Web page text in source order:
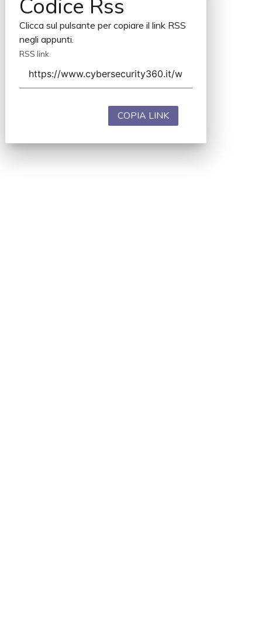
Codice Rss
Clicca sul pulsante per copiare il link RSS
negli appunti.
RSS link
COPIA LINK